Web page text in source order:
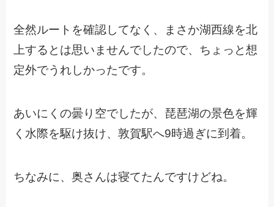
全然ルートを確認してなく、まさか湖西線を北
上するとは思いませんでしたので、ちょっと想
定外でうれしかったです。
あいにくの曇り空でしたが、琵琶湖の景色を輝
く水際を駆け抜け、敦賀駅へ9時過ぎに到着。
ちなみに、奥さんは寝てたんですけどね。